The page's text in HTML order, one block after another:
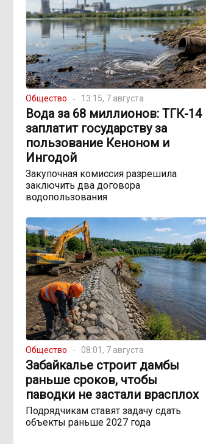
Общество 13:15, 7 августа
Вода за 68 миллионов: ТГК-14
заплатит государству за
пользование Кеноном и
Ингодой
Закупочная комиссия разрешила
заключить два договора
водопользования
Общество 08:01, 7 августа
Забайкалье строит дамбы
раньше сроков, чтобы
паводки не застали врасплох
Подрядчикам ставят задачу сдать
объекты раньше 2027 года